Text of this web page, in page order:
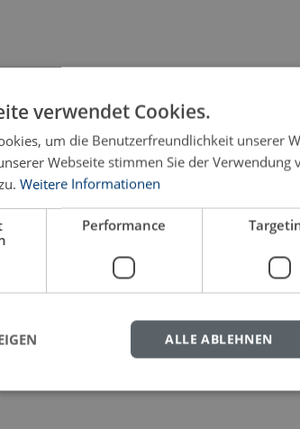
im Deutschen und im
dass kognitive Modelle und Wissensstrukturen
bildlichen Lexikons über eine feste
MetapherntheoriePhraseologie
verwendet Cookies.
um die Benutzerfreundlichkeit unserer
Webseite stimmen Sie der Verwendung
Weitere Informationen
Performance
ALLE ABLEHNEN